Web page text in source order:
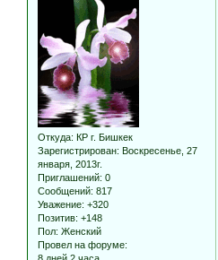
Откуда: КР г. Бишкек
Зарегистрирован: Воскресенье, 27
января, 2013г.
Приглашений: 0
Сообщений: 817
Уважение: +320
Позитив: +148
Пол: Женский
Провел на форуме: